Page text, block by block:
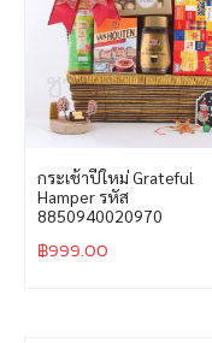
กระเช้าปีใหม่ Grateful
Hamper รหัส
8850940020970
฿999.00